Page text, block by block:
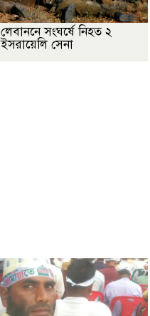
লেবাননে সংঘর্ষে নিহত ২
ইসরায়েলি সেনা